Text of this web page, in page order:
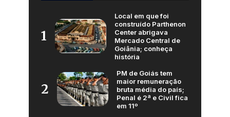
1
Local em que foi
construído Parthenon
Center abrigava
Mercado Central de
Goiânia; conheça
história
2
PM de Goiás tem
maior remuneração
bruta média do país;
Penal é 2ª e Civil fica
em 11º